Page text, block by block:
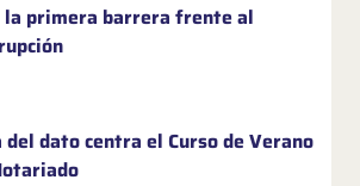
la primera barrera frente al
dato centra el Curso de Verano